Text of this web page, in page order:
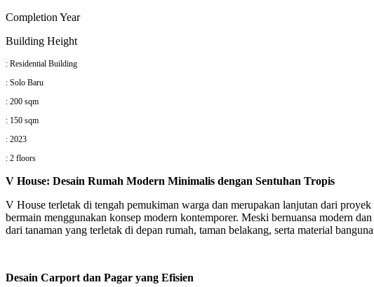
Completion Year
Building Height
: Residential Building
: Solo Baru
: 200 sqm
: 150 sqm
: 2023
: 2 floors
V House: Desain Rumah Modern Minimalis dengan Sentuhan Tropis
V House terletak di tengah pemukiman warga dan merupakan lanjutan dari
bermain menggunakan konsep modern kontemporer. Meski bernuansa modern
dari tanaman yang terletak di depan rumah, taman belakang, serta material
Desain Carport dan Pagar yang Efisien